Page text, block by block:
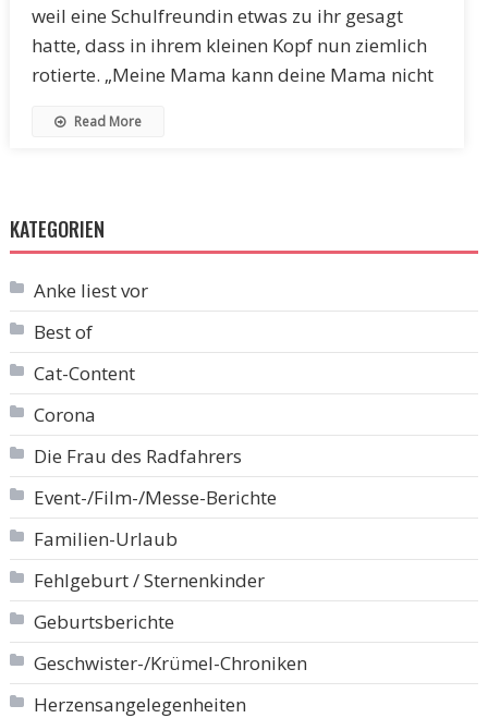
weil eine Schulfreundin etwas zu ihr gesagt
hatte, dass in ihrem kleinen Kopf nun ziemlich
rotierte. „Meine Mama kann deine Mama nicht
Read More
KATEGORIEN
Anke liest vor
Best of
Cat-Content
Corona
Die Frau des Radfahrers
Event-/Film-/Messe-Berichte
Familien-Urlaub
Fehlgeburt / Sternenkinder
Geburtsberichte
Geschwister-/Krümel-Chroniken
Herzensangelegenheiten